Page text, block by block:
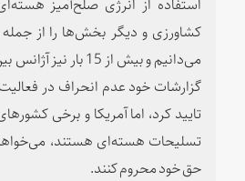
کشاورزی و دیگر بخش‌ها را از
می‌دانیم و بیش از 15
گزارشات خود عدم انحراف در
تایید کرد، اما آمریکا و برخی
تسلیحات هسته‌ای هستند،
حق خود محروم کنند.